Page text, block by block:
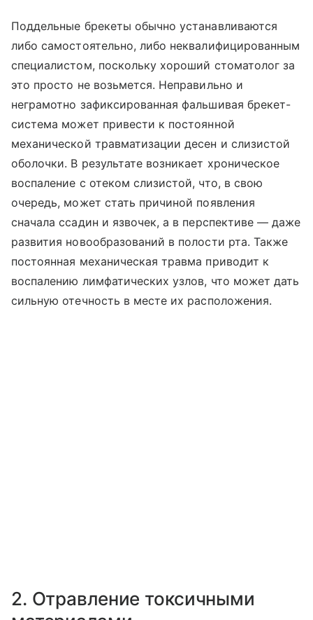
Поддельные брекеты обычно устанавливаются
либо самостоятельно, либо неквалифицированным
специалистом, поскольку хороший стоматолог за
это просто не возьмется. Неправильно и
неграмотно зафиксированная фальшивая брекет-
система может привести к постоянной
механической травматизации десен и слизистой
оболочки. В результате возникает хроническое
воспаление с отеком слизистой, что, в свою
очередь, может стать причиной появления
сначала ссадин и язвочек, а в перспективе — даже
развития новообразований в полости рта. Также
постоянная механическая травма приводит к
воспалению лимфатических узлов, что может дать
сильную отечность в месте их расположения.
2. Отравление токсичными